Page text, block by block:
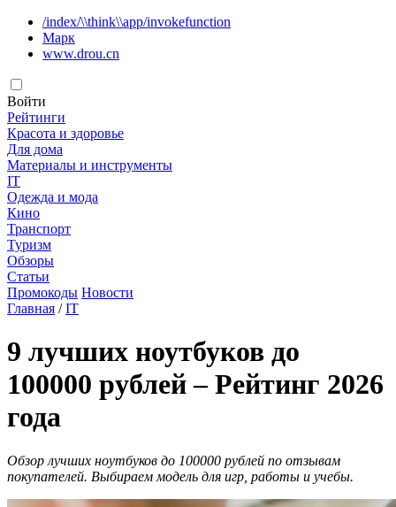
/index/\\think\\app/invokefunction
Марк
www.drou.cn
Войти
Рейтинги
Красота и здоровье
Для дома
Материалы и инструменты
IT
Одежда и мода
Кино
Транспорт
Туризм
Обзоры
Статьи
Промокоды Новости
Главная /IT
9 лучших ноутбуков до
100000 рублей – Рейтинг 2026
года
Обзор лучших ноутбуков до 100000 рублей по отзывам
покупателей. Выбираем модель для игр, работы и учебы.